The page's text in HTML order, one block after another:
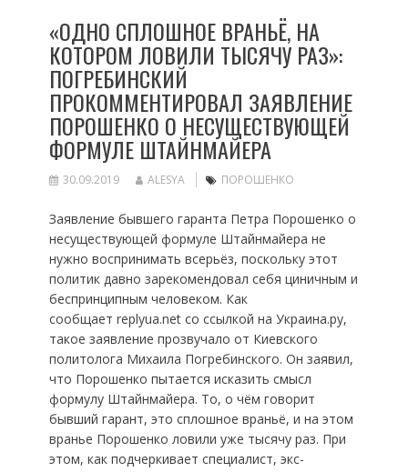
«ОДНО СПЛОШНОЕ ВРАНЬЁ, НА
КОТОРОМ ЛОВИЛИ ТЫСЯЧУ РАЗ»:
ПОГРЕБИНСКИЙ
ПРОКОММЕНТИРОВАЛ ЗАЯВЛЕНИЕ
ПОРОШЕНКО О НЕСУЩЕСТВУЮЩЕЙ
ФОРМУЛЕ ШТАЙНМАЙЕРА
30.09.2019 ALESYA ПОРОШЕНКО
Заявление бывшего гаранта Петра Порошенко о
несуществующей формуле Штайнмайера не
нужно воспринимать всерьёз, поскольку этот
политик давно зарекомендовал себя циничным и
беспринципным человеком. Как
сообщает replyua.net со ссылкой на Украина.ру,
такое заявление прозвучало от Киевского
политолога Михаила Погребинского. Он заявил,
что Порошенко пытается исказить смысл
формулу Штайнмайера. То, о чём говорит
бывший гарант, это сплошное враньё, и на этом
вранье Порошенко ловили уже тысячу раз. При
этом, как подчеркивает специалист, экс-